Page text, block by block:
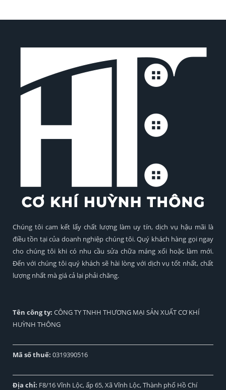
Chúng tôi cam kết lấy chất lượng làm uy tín, dịch vụ hậu mãi là
điều tồn tại của doanh nghiệp chúng tôi. Quý khách hàng gọi ngay
cho chúng tôi khi có nhu cầu sửa chữa máng xối hoặc làm mới.
Đến với chúng tôi quý khách sẽ hài lòng với dịch vụ tốt nhất, chất
lượng nhất mà giá cả lại phải chăng.
Tên công ty: CÔNG TY TNHH THƯƠNG MẠI SẢN XUẤT CƠ KHÍ
HUỲNH THÔNG
Mã số thuế: 0319390516
Địa chỉ: F8/16 Vĩnh Lộc, ấp 65, Xã Vĩnh Lộc, Thành phố Hồ Chí